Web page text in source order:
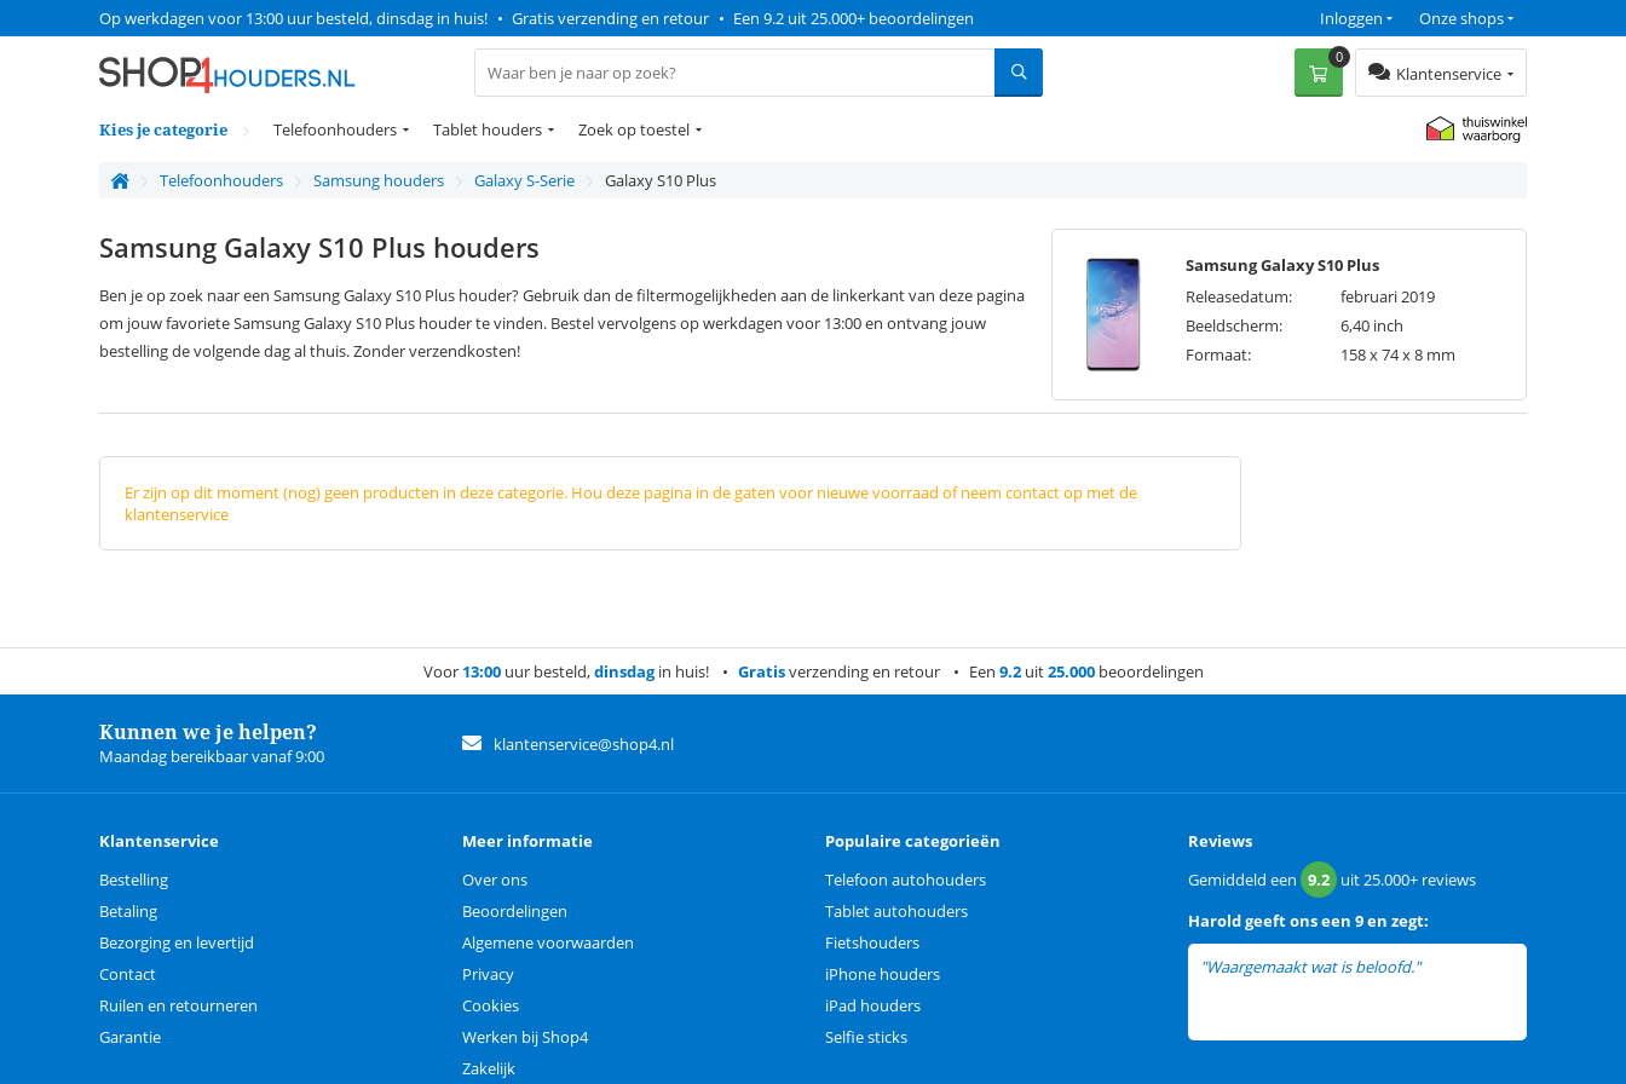
Op werkdagen voor 13:00 uur besteld, dinsdag in huis! • Gratis verzending en retour • Een 9.2 uit 25.000+ beoordelingen Onze shops
Inloggen
Klantenservice
0
Kies je categorie Telefoonhouders Tablet houders Zoek op toestel
Telefoonhouders Samsung houders Galaxy S-Serie Galaxy S10 Plus
Samsung Galaxy S10 Plus houders
Ben je op zoek naar een Samsung Galaxy S10 Plus houder? Gebruik dan de filtermogelijkheden aan de linkerkant van deze pagina
om jouw favoriete Samsung Galaxy S10 Plus houder te vinden. Bestel vervolgens op werkdagen voor 13:00 en ontvang jouw
bestelling de volgende dag al thuis. Zonder verzendkosten!
Samsung Galaxy S10 Plus
Releasedatum:
februari 2019
Beeldscherm:
6,40 inch
Formaat:
158 x 74 x 8 mm
Er zijn op dit moment (nog) geen producten in deze categorie. Hou deze pagina in de gaten voor nieuwe voorraad of neem contact op met de
klantenservice
Voor 13:00uur besteld,dinsdagin huis! Gratisverzending en retour Een 9.2uit25.000beoordelingen
Kunnen we je helpen?
Maandag bereikbaar vanaf 9:00
klantenservice@shop4.nl
Klantenservice
Bestelling
Betaling
Bezorging en levertijd
Contact
Ruilen en retourneren
Garantie
Meer informatie
Over ons
Beoordelingen
Algemene voorwaarden
Privacy
Cookies
Werken bij Shop4
Zakelijk
Populaire categorieën
Telefoon autohouders
Tablet autohouders
Fietshouders
iPhone houders
iPad houders
Selfie sticks
Reviews
Gemiddeld een 9.2 uit25.000+ reviews
Haroldgeeft ons een 9 en zegt:
"Waargemaakt wat is beloofd."